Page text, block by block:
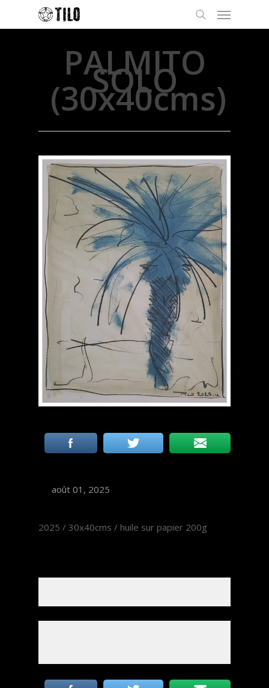
PALMITO
SOLO
(30x40cms)
août 01, 2025
2025 / 30x40cms / huile sur papier 200g